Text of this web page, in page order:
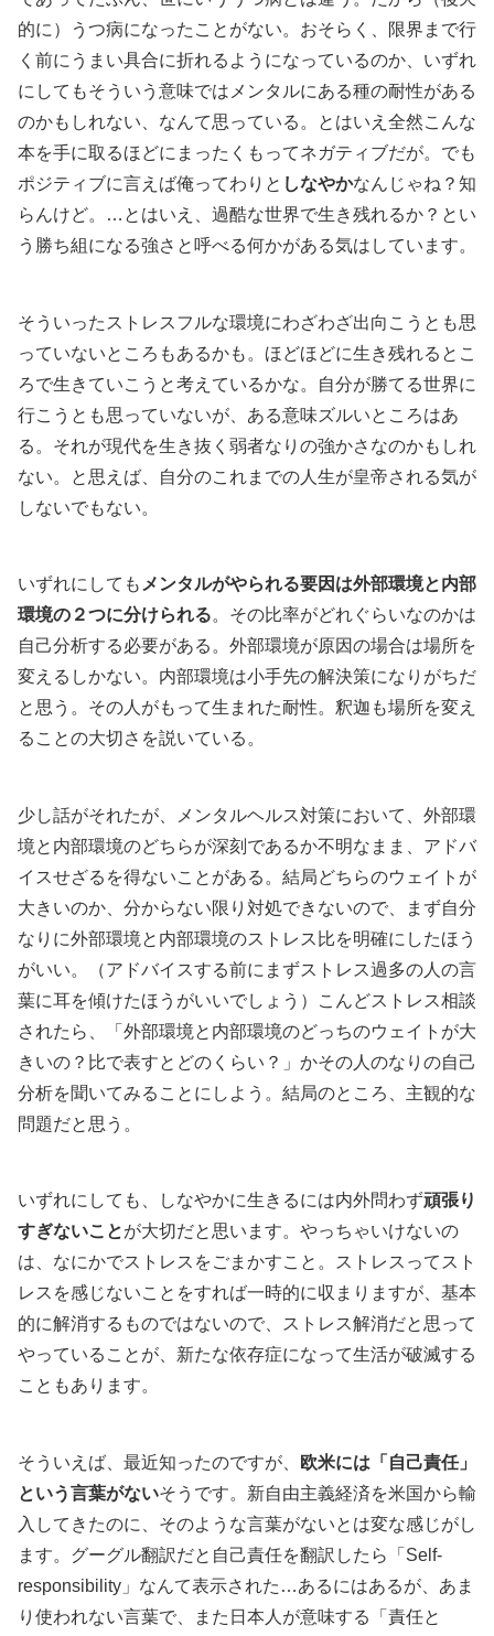
的に）うつ病になったことがない。おそらく、限界まで行
く前にうまい具合に折れるようになっているのか、いずれ
にしてもそういう意味ではメンタルにある種の耐性がある
のかもしれない、なんて思っている。とはいえ全然こんな
本を手に取るほどにまったくもってネガティブだが。でも
ポジティブに言えば俺ってわりと しなやかなんじゃね？知
らんけど。…とはいえ、過酷な世界で生き残れるか？とい
う勝ち組になる強さと呼べる何かがある気はしています。
そういったストレスフルな環境にわざわざ出向こうとも思
っていないところもあるかも。ほどほどに生き残れるとこ
ろで生きていこうと考えているかな。自分が勝てる世界に
行こうとも思っていないが、ある意味ズルいところはあ
る。それが現代を生き抜く弱者なりの強かさなのかもしれ
ない。と思えば、自分のこれまでの人生が皇帝される気が
しないでもない。
いずれにしても メンタルがやられる要因は外部環境と内部
環境の２つに分けられる。その比率がどれぐらいなのかは
自己分析する必要がある。外部環境が原因の場合は場所を
変えるしかない。内部環境は小手先の解決策になりがちだ
と思う。その人がもって生まれた耐性。釈迦も場所を変え
ることの大切さを説いている。
少し話がそれたが、メンタルヘルス対策において、外部環
境と内部環境のどちらが深刻であるか不明なまま、アドバ
イスせざるを得ないことがある。結局どちらのウェイトが
大きいのか、分からない限り対処できないので、まず自分
なりに外部環境と内部環境のストレス比を明確にしたほう
がいい。（アドバイスする前にまずストレス過多の人の言
葉に耳を傾けたほうがいいでしょう）こんどストレス相談
されたら、「外部環境と内部環境のどっちのウェイトが大
きいの？比で表すとどのくらい？」かその人のなりの自己
分析を聞いてみることにしよう。結局のところ、主観的な
問題だと思う。
いずれにしても、しなやかに生きるには内外問わず頑張り
すぎないことが大切だと思います。やっちゃいけないの
は、なにかでストレスをごまかすこと。ストレスってスト
レスを感じないことをすれば一時的に収まりますが、基本
的に解消するものではないので、ストレス解消だと思って
やっていることが、新たな依存症になって生活が破滅する
こともあります。
そういえば、最近知ったのですが、
欧米には「自己責任」
という言葉がないそうです。新自由主義経済を米国から輸
入してきたのに、そのような言葉がないとは変な感じがし
ます。グーグル翻訳だと自己責任を翻訳したら「Self-
responsibility」なんて表示された…あるにはあるが、あま
り使われない言葉で、また日本人が意味する「責任と